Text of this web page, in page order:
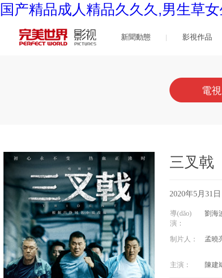
国产精品成人精品久久久,男生草
新聞動態 影視作品
電
三叉戟
2020年5月31
導(dǎo)
演：
劉海
制片人： 孟曉
主演： 陳建斌